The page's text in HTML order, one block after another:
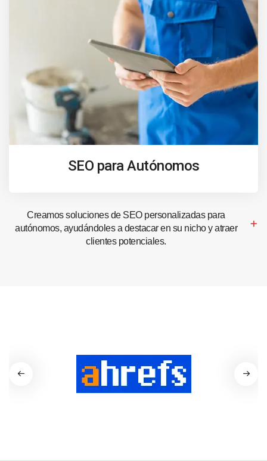
SEO para Autónomos
Creamos soluciones de SEO personalizadas para
autónomos, ayudándoles a destacar en su nicho y atraer
clientes potenciales.